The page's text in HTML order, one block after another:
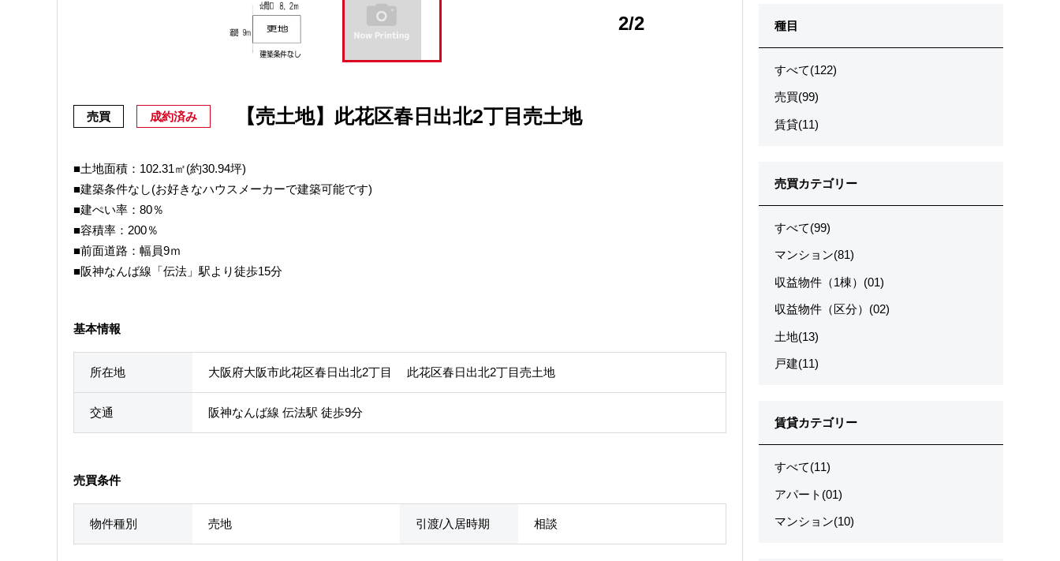
2/2
売買 成約済み 【売土地】此花区春日出北2丁目売土地
■土地面積：102.31㎡(約30.94坪)
■建築条件なし(お好きなハウスメーカーで建築可能です)
■建ぺい率：80％
■容積率：200％
■前面道路：幅員9ｍ
■阪神なんば線「伝法」駅より徒歩15分
基本情報
所在地 大阪府大阪市此花区春日出北2丁目 此花区春日出北2丁目売土地
交通 阪神なんば線 伝法駅 徒歩9分
売買条件
物件種別 売地 引渡/入居時期 相談
種目
すべて(122)
売買(99)
賃貸(11)
売買カテゴリー
すべて(99)
マンション(81)
収益物件（1棟）(01)
収益物件（区分）(02)
土地(13)
戸建(11)
賃貸カテゴリー
すべて(11)
アパート(01)
マンション(10)